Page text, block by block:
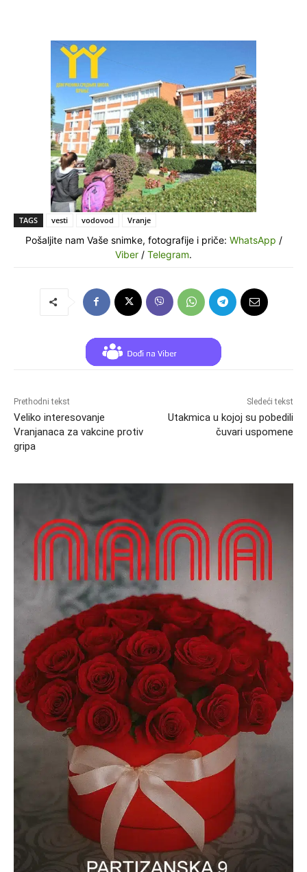
TAGS vesti vodovod Vranje
Pošaljite nam Vaše snimke, fotografije i priče: WhatsApp /
Viber / Telegram.
Prethodni tekst
Veliko interesovanje
Vranjanaca za vakcine protiv
gripa
Sledeći tekst
Utakmica u kojoj su pobedili
čuvari uspomene